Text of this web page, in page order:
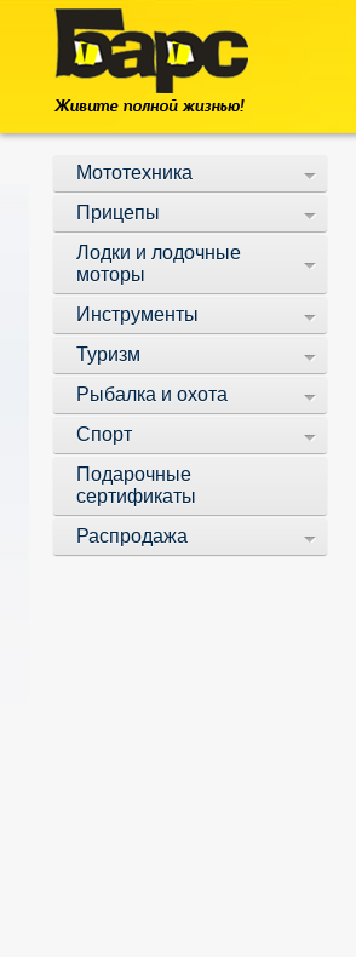
Мототехника
Прицепы
Лодки и лодочные
моторы
Инструменты
Туризм
Рыбалка и охота
Спорт
Подарочные
сертификаты
Распродажа